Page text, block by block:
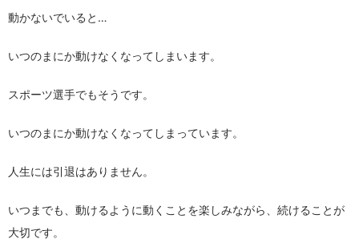
動かないでいると…
いつのまにか動けなくなってしまいます。
スポーツ選手でもそうです。
いつのまにか動けなくなってしまっています。
人生には引退はありません。
いつまでも、動けるように動くことを楽しみながら、続けることが
大切です。